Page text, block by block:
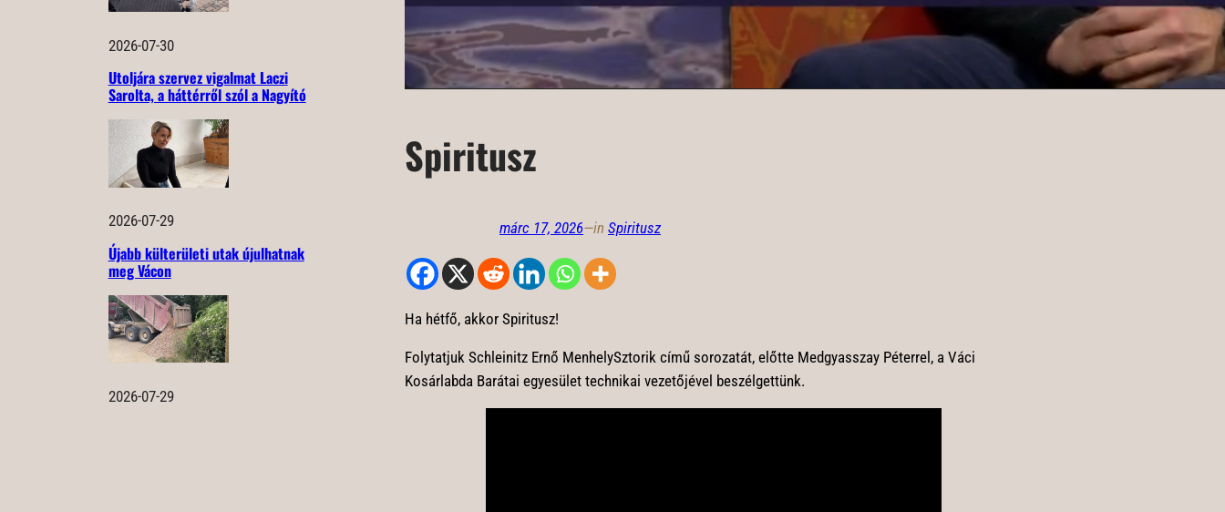
2026-07-30
Utoljára szervez vigalmat Laczi
Sarolta, a háttérről szól a Nagyító
2026-07-29
Újabb külterületi utak újulhatnak
meg Vácon
2026-07-29
Spiritusz
márc 17, 2026—in Spiritusz
Ha hétfő, akkor Spiritusz!
Folytatjuk Schleinitz Ernő MenhelySztorik című sorozatát, előtte Medgyasszay Péterrel, a Váci
Kosárlabda Barátai egyesület technikai vezetőjével beszélgettünk.